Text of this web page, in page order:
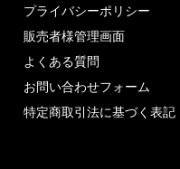
プライバシーポリシー
販売者様管理画面
よくある質問
お問い合わせフォーム
特定商取引法に基づく表記